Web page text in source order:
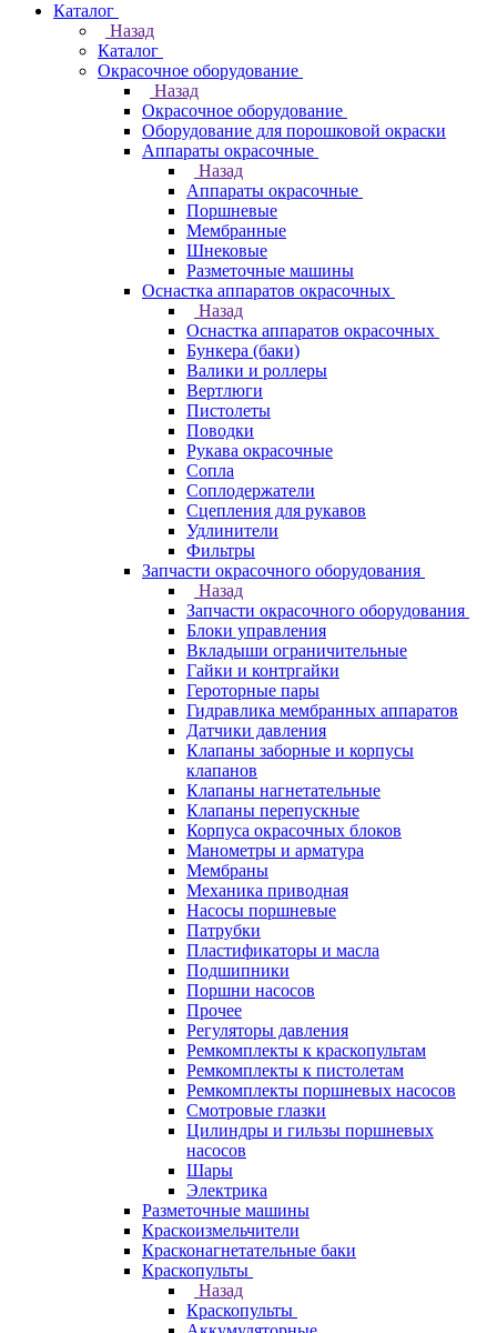
Каталог
Назад
Каталог
Окрасочное оборудование
Назад
Окрасочное оборудование
Оборудование для порошковой окраски
Аппараты окрасочные
Назад
Аппараты окрасочные
Поршневые
Мембранные
Шнековые
Разметочные машины
Оснастка аппаратов окрасочных
Назад
Оснастка аппаратов окрасочных
Бункера (баки)
Валики и роллеры
Вертлюги
Пистолеты
Поводки
Рукава окрасочные
Сопла
Соплодержатели
Сцепления для рукавов
Удлинители
Фильтры
Запчасти окрасочного оборудования
Назад
Запчасти окрасочного оборудования
Блоки управления
Вкладыши ограничительные
Гайки и контргайки
Героторные пары
Гидравлика мембранных аппаратов
Датчики давления
Клапаны заборные и корпусы
клапанов
Клапаны нагнетательные
Клапаны перепускные
Корпуса окрасочных блоков
Манометры и арматура
Мембраны
Механика приводная
Насосы поршневые
Патрубки
Пластификаторы и масла
Подшипники
Поршни насосов
Прочее
Регуляторы давления
Ремкомплекты к краскопультам
Ремкомплекты к пистолетам
Ремкомплекты поршневых насосов
Смотровые глазки
Цилиндры и гильзы поршневых
насосов
Шары
Электрика
Разметочные машины
Краскоизмельчители
Красконагнетательные баки
Краскопульты
Назад
Краскопульты